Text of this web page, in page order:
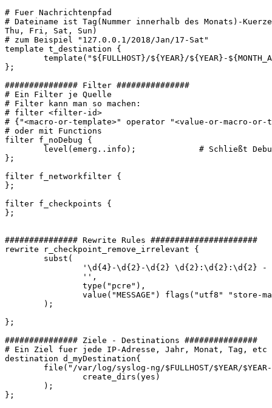
# Fuer Nachrichtenpfad
# Dateiname ist Tag(Nummer innerhalb des Monats)-
Thu, Fri, Sat, Sun)
# zum Beispiel "127.0.0.1/2018/Jan/17-Sat"
template t_destination {
template("${FULLHOST}/${YEAR}/${YEAR}-
};
############### Filter ###############
# Ein Filter je Quelle
# Filter kann man so machen:
# filter <filter-id>
# {"<macro-or-template>" operator "<value-or-macro-or-
# oder mit Functions
filter f_noDebug {
level(emerg..info);             # Schließt
};
filter f_networkfilter {
};
filter f_checkpoints {
};
############### Rewrite Rules ######################
rewrite r_checkpoint_remove_irrelevant {
        subst(
'\d{4}-\d{2}-\d{2} \d{2}:\d{2}:\d{2} -
                '',
                type("pcre"),
value("MESSAGE") flags("utf8" "store-
        );
};
############### Ziele - Destinations ###############
# Ein Ziel fuer jede IP-Adresse, Jahr, Monat, Tag, etc
destination d_myDestination{
file("/var/log/syslog-ng/$FULLHOST/$YEAR/
                create_dirs(yes)
        );
};